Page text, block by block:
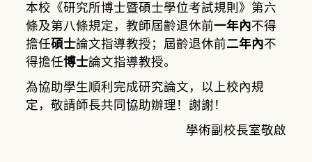
本校《研究所博士暨碩士學位考試規則》第六
條及第八條規定，教師屆齡退休前一年內不得
擔任碩士論文指導教授；屆齡退休前二年內不
得擔任博士論文指導教授。
為協助學生順利完成研究論文，以上校內規
定，敬請師長共同協助辦理！謝謝！
學術副校長室敬啟